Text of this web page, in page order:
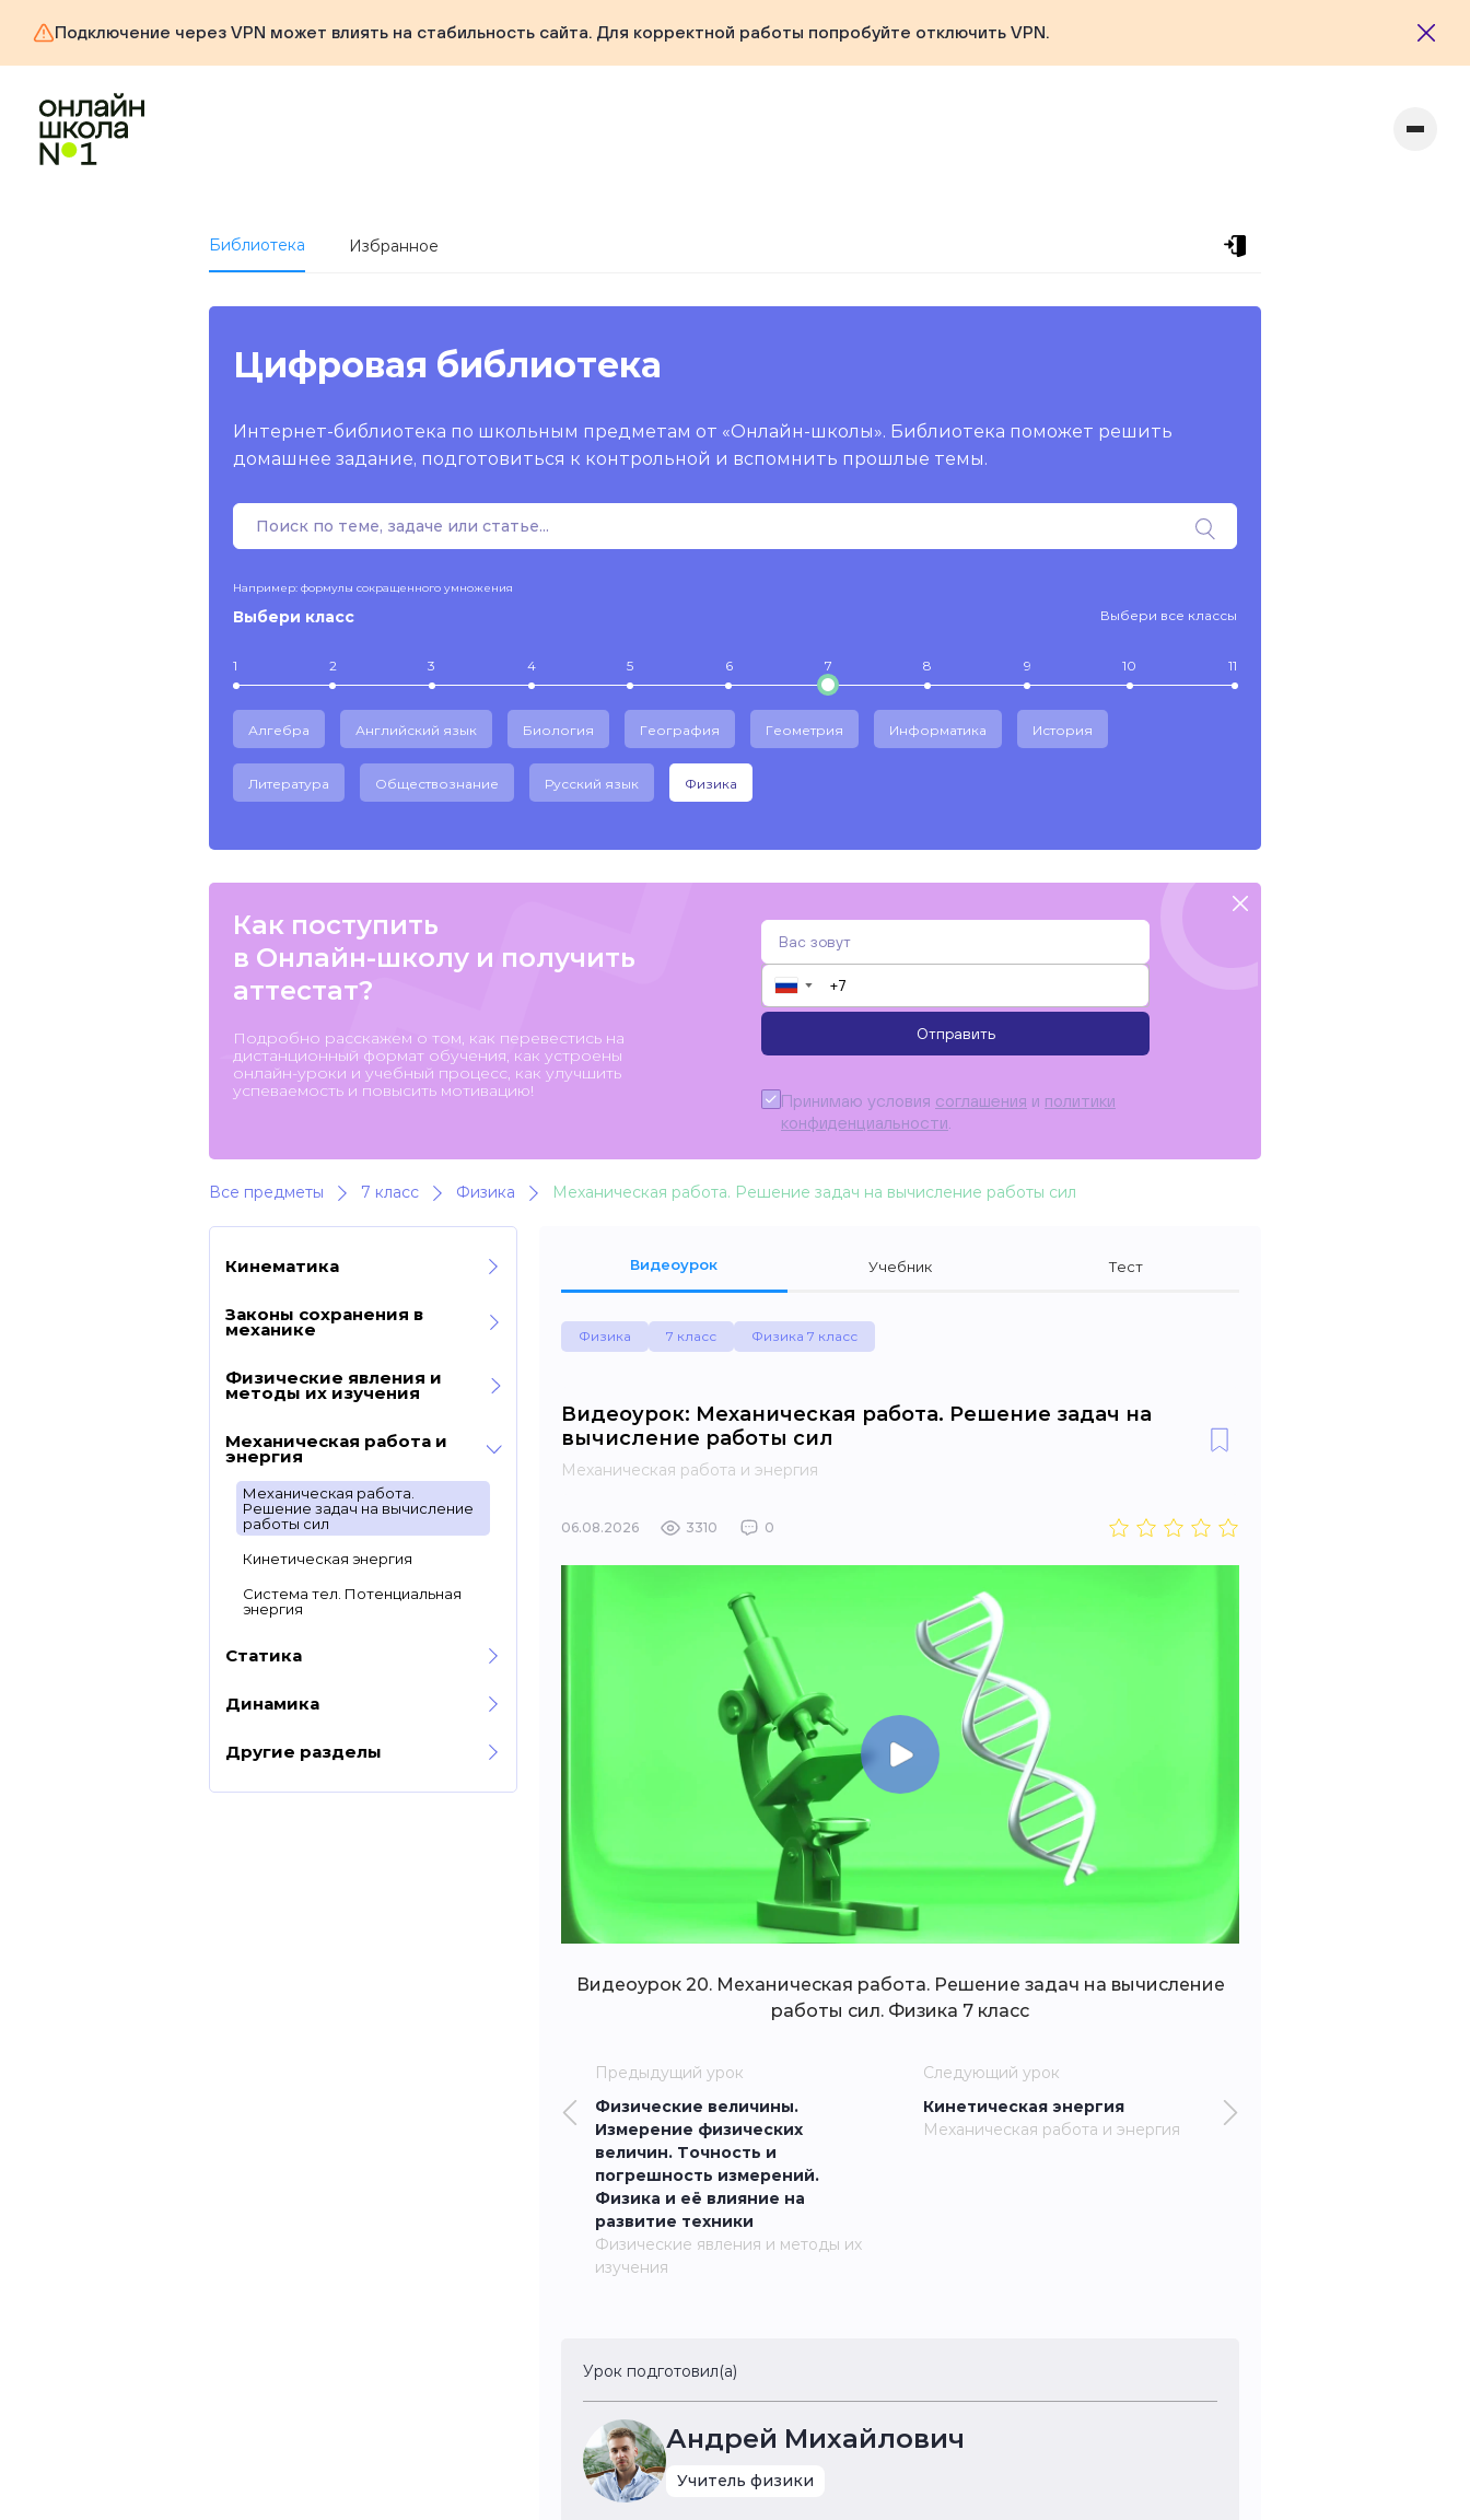
Подключение через VPN может влиять на стабильность сайта. Для корректной работы попробуйте отключить VPN.
Библиотека Избранное
Цифровая библиотека
Интернет-библиотека по школьным предметам от «Онлайн-школы». Библиотека поможет решить
домашнее задание, подготовиться к контрольной и вспомнить прошлые темы.
Например: формулы сокращенного умножения
Выбери класс Выбери все классы
1 2 3 4 5 6 7 8 9 10 11
Алгебра Английский язык Биология География Геометрия Информатика История
Литература Обществознание Русский язык Физика
Как поступить
в Онлайн-школу и получить
аттестат?
Подробно расскажем о том, как перевестись на
дистанционный формат обучения, как устроены
онлайн-уроки и учебный процесс, как улучшить
успеваемость и повысить мотивацию!
▼
Отправить
Принимаю условия соглашения и политики
конфиденциальности
Все предметы 7 класс Физика Механическая работа. Решение задач на вычисление работы сил
Кинематика
Законы сохранения в
механике
Физические явления и
методы их изучения
Механическая работа и
энергия
Механическая работа.
Решение задач на вычисление
работы сил
Кинетическая энергия
Система тел. Потенциальная
энергия
Статика
Динамика
Другие разделы
Видеоурок Учебник Тест
Физика 7 класс Физика 7 класс
Видеоурок: Механическая работа. Решение задач на
вычисление работы сил
Механическая работа и энергия
06.08.2026 3310 0
Видеоурок 20. Механическая работа. Решение задач на вычисление
работы сил. Физика 7 класс
Предыдущий урок
Физические величины.
Измерение физических
величин. Точность и
погрешность измерений.
Физика и её влияние на
развитие техники
Физические явления и методы их
изучения
Следующий урок
Кинетическая энергия
Механическая работа и энергия
Урок подготовил(а)
Андрей Михайлович
Учитель физики